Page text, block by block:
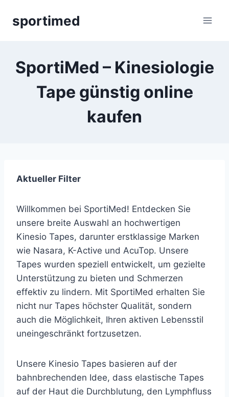
Inhaltsportimed
SportiMed – Kinesiologie
Tape günstig online
kaufen
Aktueller Filter
Willkommen bei SportiMed! Entdecken Sie
unsere breite Auswahl an hochwertigen
Kinesio Tapes, darunter erstklassige Marken
wie Nasara, K-Active und AcuTop. Unsere
Tapes wurden speziell entwickelt, um gezielte
Unterstützung zu bieten und Schmerzen
effektiv zu lindern. Mit SportiMed erhalten Sie
nicht nur Tapes höchster Qualität, sondern
auch die Möglichkeit, Ihren aktiven Lebensstil
uneingeschränkt fortzusetzen.
Unsere Kinesio Tapes basieren auf der
bahnbrechenden Idee, dass elastische Tapes
auf der Haut die Durchblutung, den Lymphfluss